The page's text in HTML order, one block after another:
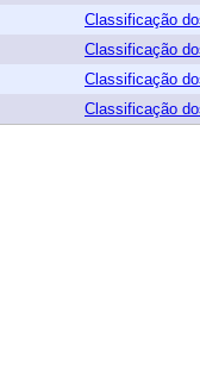
Classificação
Classificação
Classificação
Classificação